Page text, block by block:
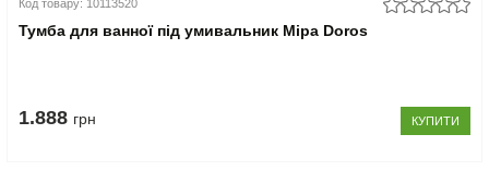
Код товару: 10113520
Тумба для ванної під умивальник Міра Doros
1.888 грн КУПИТИ